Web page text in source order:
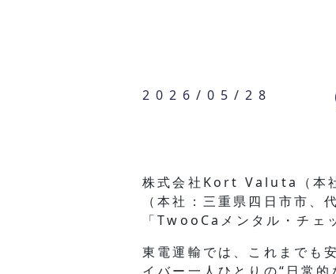
2026/05/28
株式会社Kort Valuta（本社
（本社：三重県四日市市
「TwooCaメンタル・チェ
東電運輸では、これまでも